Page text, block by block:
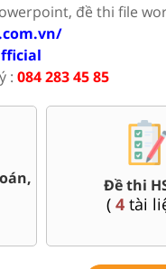
đề thi file
: 084 283 45 85
cuối kì 6
)
Bài